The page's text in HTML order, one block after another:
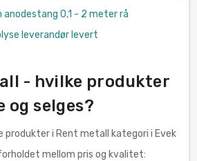
anodestang 0,1 - 2 meter rå
leverandør levert
- hvilke produkter
selges?
produkter i Rent metall kategori i Evek
mellom pris og kvalitet: